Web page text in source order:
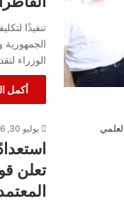
تنفيذًا
الوزراء
أكمل
يوليو 30, 2026
تعلن